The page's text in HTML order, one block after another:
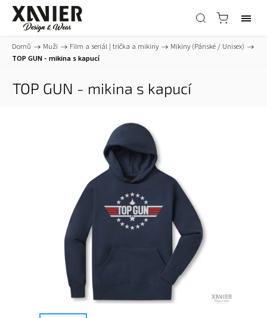
Domů / Muži / Film a seriál | trička a mikiny / Mikiny (Pánské / Unisex) /
TOP GUN - mikina s kapucí
TOP GUN - mikina s kapucí